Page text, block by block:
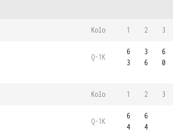
Kolo 1 2 3
Q-1K
6
3
3
6
6
0
Kolo 1 2 3
Q-1K
6
4
6
4